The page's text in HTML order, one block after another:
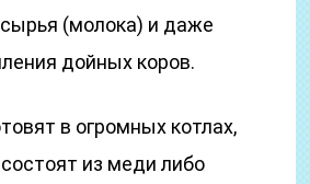
(молока) и даже
дойных коров.
в огромных котлах,
из меди либо